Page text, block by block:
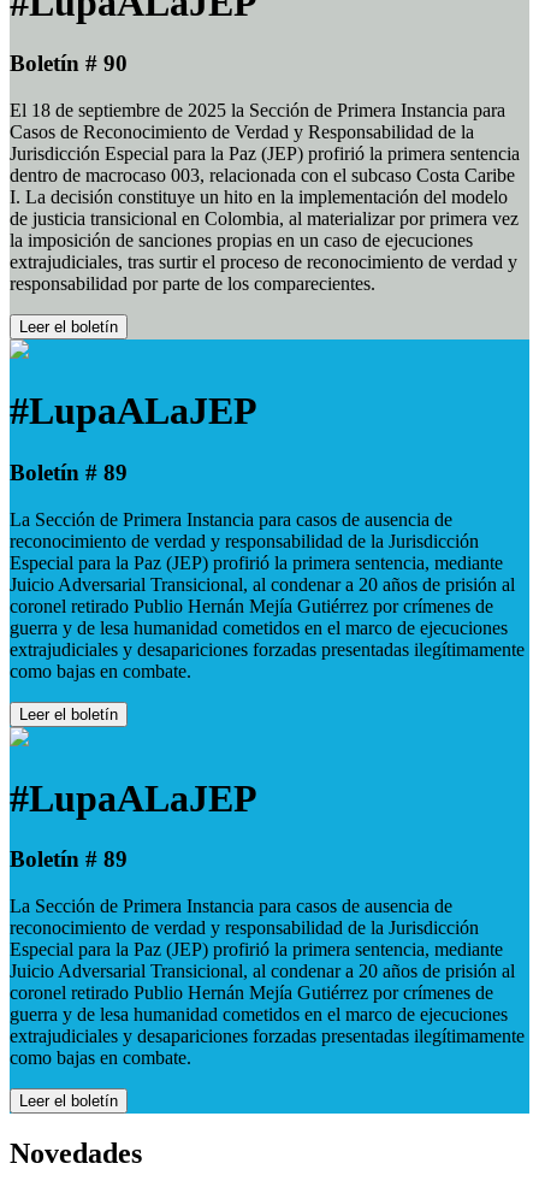
Boletín # 90
El 18 de septiembre de 2025 la Sección de Primera Instancia para
Casos de Reconocimiento de Verdad y Responsabilidad de la
Jurisdicción Especial para la Paz (JEP) profirió la primera sentencia
dentro de macrocaso 003, relacionada con el subcaso Costa Caribe
I. La decisión constituye un hito en la implementación del modelo
de justicia transicional en Colombia, al materializar por primera vez
la imposición de sanciones propias en un caso de ejecuciones
extrajudiciales, tras surtir el proceso de reconocimiento de verdad y
responsabilidad por parte de los comparecientes.
Leer el boletín
#LupaALaJEP
Boletín # 89
La Sección de Primera Instancia para casos de ausencia de
reconocimiento de verdad y responsabilidad de la Jurisdicción
Especial para la Paz (JEP) profirió la primera sentencia, mediante
Juicio Adversarial Transicional, al condenar a 20 años de prisión al
coronel retirado Publio Hernán Mejía Gutiérrez por crímenes de
guerra y de lesa humanidad cometidos en el marco de ejecuciones
extrajudiciales y desapariciones forzadas presentadas ilegítimamente
como bajas en combate.
Leer el boletín
#LupaALaJEP
Boletín # 89
La Sección de Primera Instancia para casos de ausencia de
reconocimiento de verdad y responsabilidad de la Jurisdicción
Especial para la Paz (JEP) profirió la primera sentencia, mediante
Juicio Adversarial Transicional, al condenar a 20 años de prisión al
coronel retirado Publio Hernán Mejía Gutiérrez por crímenes de
guerra y de lesa humanidad cometidos en el marco de ejecuciones
extrajudiciales y desapariciones forzadas presentadas ilegítimamente
como bajas en combate.
Leer el boletín
Novedades